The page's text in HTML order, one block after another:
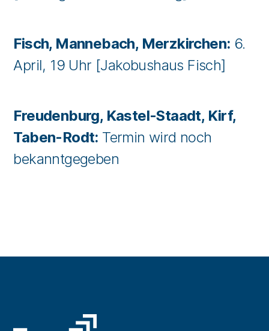
Fisch, Mannebach, Merzkirchen: 6.
April, 19 Uhr [Jakobushaus Fisch]
Freudenburg, Kastel-Staadt, Kirf,
Taben-Rodt: Termin wird noch
bekanntgegeben